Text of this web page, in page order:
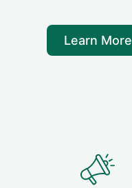
Learn More